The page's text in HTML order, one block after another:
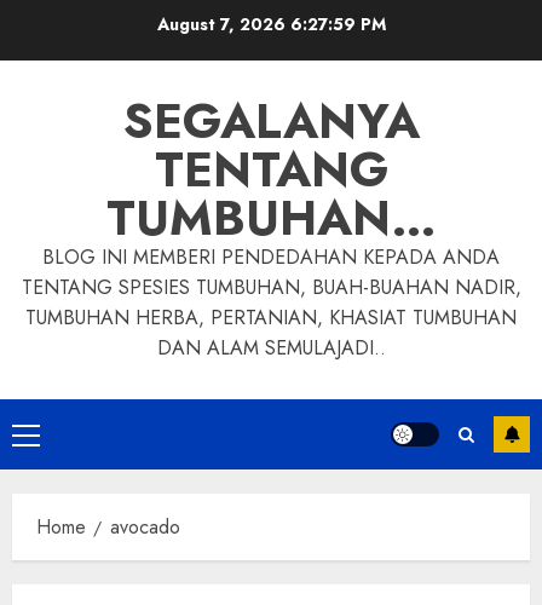
August 7, 2026 6:28:00 PM
SEGALANYA
TENTANG
TUMBUHAN…
BLOG INI MEMBERI PENDEDAHAN KEPADA ANDA
TENTANG SPESIES TUMBUHAN, BUAH-BUAHAN NADIR,
TUMBUHAN HERBA, PERTANIAN, KHASIAT TUMBUHAN
DAN ALAM SEMULAJADI..
Primary
Menu
Home avocado